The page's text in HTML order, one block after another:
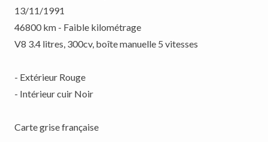
13/11/1991
46800 km - Faible kilométrage
V8 3.4 litres, 300cv, boîte manuelle 5 vitesses
- Extérieur Rouge
- Intérieur cuir Noir